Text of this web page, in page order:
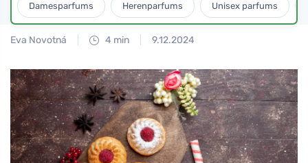
Damesparfums Herenparfums Unisex parfums
Eva Novotná 4 min 9.12.2024